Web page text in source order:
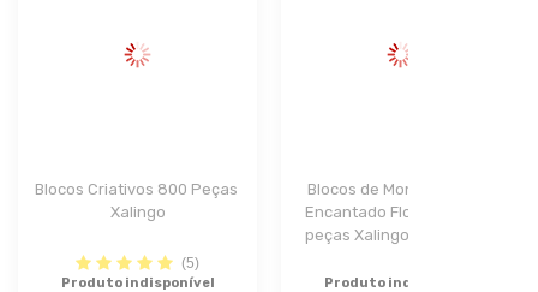
Blocos Criativos 800 Peças
Xalingo
(5)
Produto indisponível
Blocos de Montar Mundo
Encantado Flores 62/198
peças Xalingo - 1 Unidade
Produto indisponível